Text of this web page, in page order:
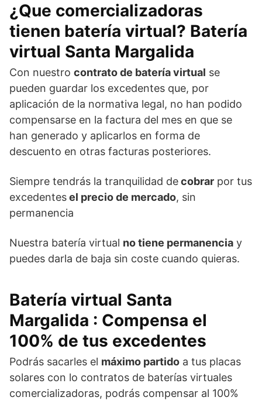
¿Que comercializadoras
tienen batería virtual? Batería
virtual Santa Margalida
Con nuestro contrato de batería virtual se
pueden guardar los excedentes que, por
aplicación de la normativa legal, no han podido
compensarse en la factura del mes en que se
han generado y aplicarlos en forma de
descuento en otras facturas posteriores.
Siempre tendrás la tranquilidad decobrar por tus
excedentesel precio de mercado, sin
permanencia
Nuestra batería virtual no tiene permanencia y
puedes darla de baja sin coste cuando quieras.
Batería virtual Santa
Margalida : Compensa el
100% de tus excedentes
Podrás sacarles el máximo partido a tus placas
solares con lo contratos de baterías virtuales
comercializadoras, podrás compensar al 100%